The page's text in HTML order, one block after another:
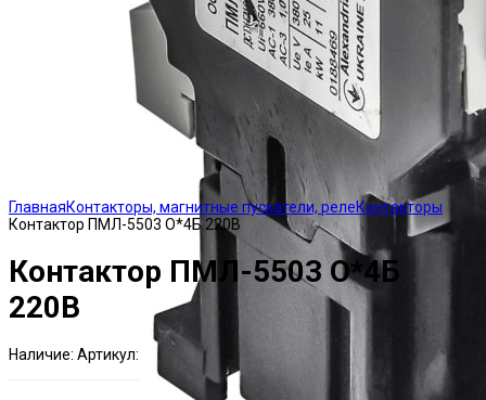
ГлавнаяКонтакторы, магнитные пускатели, релеКонтакторы
Контактор ПМЛ-5503 О*4Б 220В
Контактор ПМЛ-5503 О*4Б
220В
Наличие: Есть на складе
Артикул:
ЭТАЛ0001077